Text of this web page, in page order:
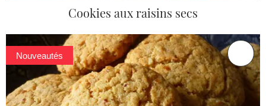
Cookies aux raisins secs
Nouveautés